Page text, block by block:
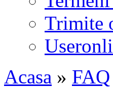
Trimite
Acasa » FAQ